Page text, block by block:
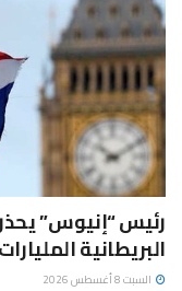
رئيس “إنيوس”
البريطانية
السبت 8 أغسطس 2026